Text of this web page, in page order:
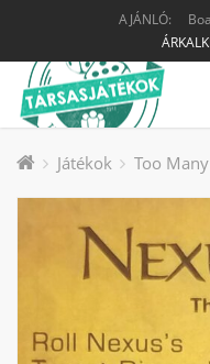
AJÁNLÓ:
Játékok Too Many